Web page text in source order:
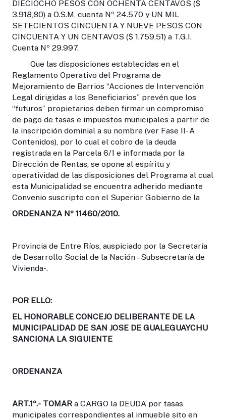
DIECIOCHO PESOS CON OCHENTA CENTAVOS ($
3.918,80) a O.S.M, cuenta Nº 24.570 y UN MIL
SETECIENTOS CINCUENTA Y NUEVE PESOS CON
CINCUENTA Y UN CENTAVOS ($ 1.759,51) a T.G.I.
Cuenta Nº 29.997.
Que las disposiciones establecidas en el
Reglamento Operativo del Programa de
Mejoramiento de Barrios “Acciones de Intervención
Legal dirigidas a los Beneficiarios” prevén que los
“futuros” propietarios deben firmar un compromiso
de pago de tasas e impuestos municipales a partir de
la inscripción dominial a su nombre (ver Fase II- A
Contenidos), por lo cual el cobro de la deuda
registrada en la Parcela 6/1 e informada por la
Dirección de Rentas, se opone al espíritu y
operatividad de las disposiciones del Programa al cual
esta Municipalidad se encuentra adherido mediante
Convenio suscripto con el Superior Gobierno de la
ORDENANZA Nº 11460/2010.
Provincia de Entre Ríos, auspiciado por la Secretaría
de Desarrollo Social de la Nación –Subsecretaría de
Vivienda-.
POR ELLO:
EL HONORABLE CONCEJO DELIBERANTE DE LA
MUNICIPALIDAD DE SAN JOSE DE GUALEGUAYCHU
SANCIONA LA SIGUIENTE
ORDENANZA
ART.1º.- TOMAR a CARGO la DEUDA por tasas
municipales correspondientes al inmueble sito en